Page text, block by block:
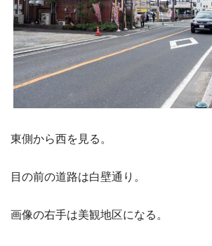
東側から西を見る。
目の前の道路は白壁通り。
画像の右手は美観地区になる。